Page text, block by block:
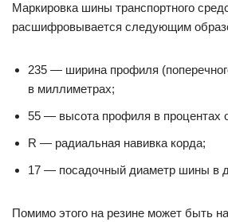
Маркировка шины транспортного
расшифровывается следующим
235 — ширина профиля
в миллиметрах;
55 — высота профиля в процентах
R — радиальная навивка корда;
17 — посадочный диаметр шины в
Помимо этого на резине может быть